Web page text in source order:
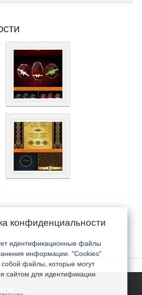
конфиденциальности
идентификационные файлы
информации. "Cookies"
собой файлы, которые могут
сайтом для идентификации